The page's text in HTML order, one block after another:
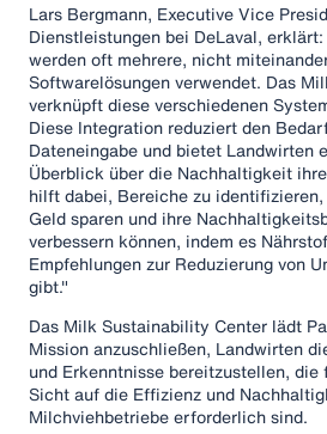
Lars Bergmann, Executive Vice
Dienstleistungen bei DeLaval,
werden oft mehrere, nicht
Softwarelösungen verwendet. Das
verknüpft diese verschiedenen
Diese Integration reduziert den
Dateneingabe und bietet Landwirten
Überblick über die Nachhaltigkeit
hilft dabei, Bereiche zu
Geld sparen und ihre
verbessern können, indem es
Empfehlungen zur Reduzierung von
gibt."
Das Milk Sustainability Center lädt
Mission anzuschließen, Landwirten
und Erkenntnisse bereitzustellen,
Sicht auf die Effizienz und
Milchviehbetriebe erforderlich sind.